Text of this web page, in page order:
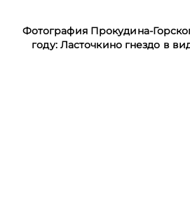
Фотография Прокудина-
году: Ласточкино гнездо в